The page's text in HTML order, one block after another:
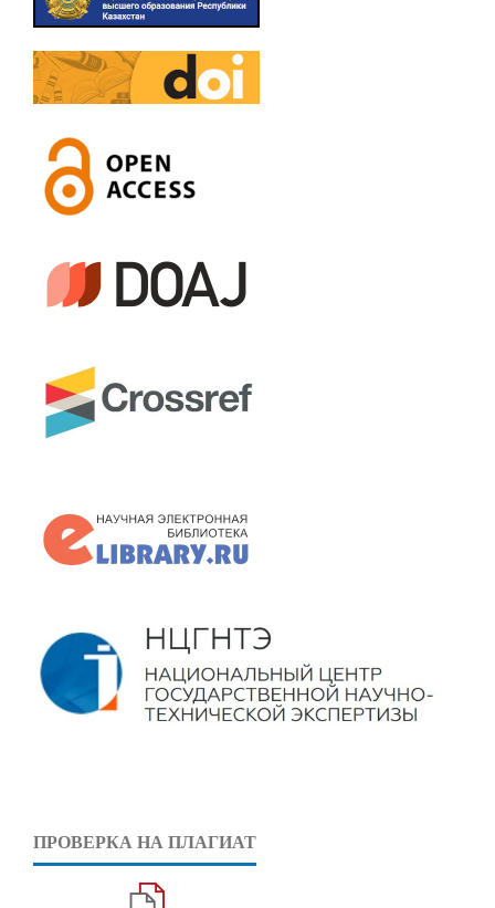
ПРОВЕРКА НА ПЛАГИАТ